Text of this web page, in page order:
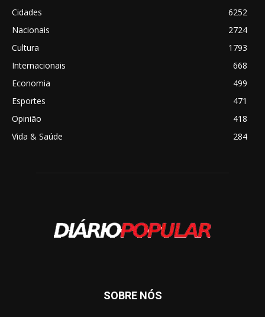
Cidades
6252
Nacionais
2724
Cultura
1793
Internacionais
668
Economia
499
Esportes
471
Opinião
418
Vida & Saúde
284
SOBRE NÓS